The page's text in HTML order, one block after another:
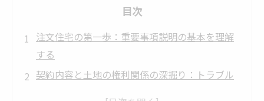
目次
注文住宅の第一歩：重要事項説明の基本を理解
する
契約内容と土地の権利関係の深掘り：トラブル